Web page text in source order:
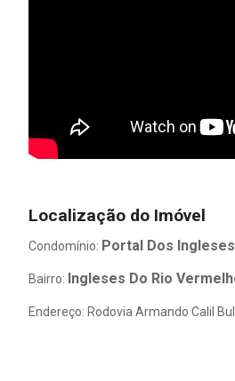
Localização do Imóvel
Condomínio: Portal Dos Ingleses
Bairro: Ingleses Do Rio
Endereço: Rodovia Armando Calil